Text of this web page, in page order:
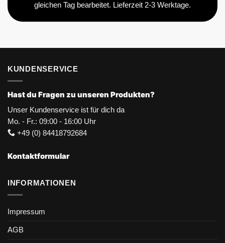
gleichen Tag bearbeitet. Lieferzeit 2-3 Werktage.
KUNDENSERVICE
Hast du Fragen zu unseren Produkten?
Unser Kundenservice ist für dich da
Mo. - Fr.: 09:00 - 16:00 Uhr
+49 (0) 84418792684
Kontaktformular
INFORMATIONEN
Impressum
AGB